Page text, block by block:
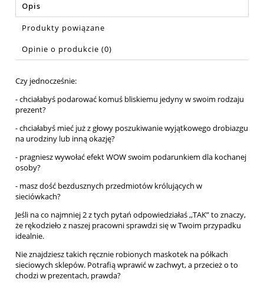
Opis
Produkty powiązane
Opinie o produkcie (0)
Czy jednocześnie:
- chciałabyś podarować komuś bliskiemu jedyny w swoim rodzaju
prezent?
- chciałabyś mieć już z głowy poszukiwanie wyjątkowego drobiazgu
na urodziny lub inną okazję?
- pragniesz wywołać efekt WOW swoim podarunkiem dla kochanej
osoby?
- masz dość bezdusznych przedmiotów królujących w
sieciówkach?
Jeśli na co najmniej 2 z tych pytań odpowiedziałaś ,,TAK” to znaczy,
że rękodzieło z naszej pracowni sprawdzi się w Twoim przypadku
idealnie.
Nie znajdziesz takich ręcznie robionych maskotek na półkach
sieciowych sklepów. Potrafią wprawić w zachwyt, a przecież o to
chodzi w prezentach, prawda?